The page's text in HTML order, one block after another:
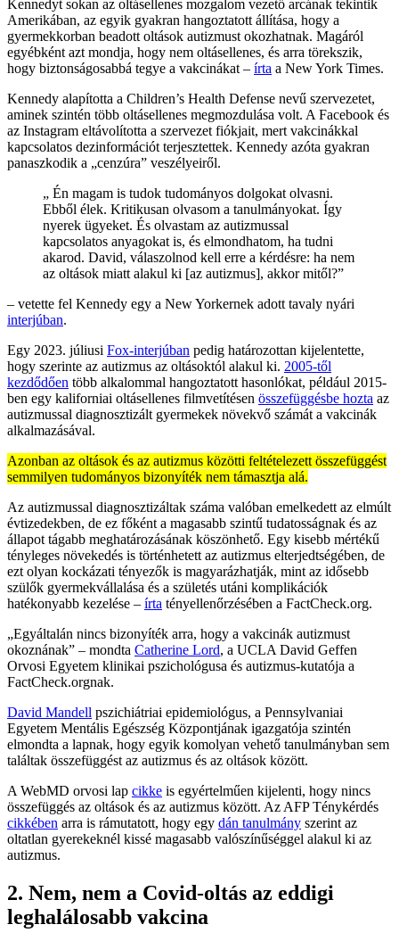
Kennedyt sokan az oltásellenes mozgalom vezető arcának tekintik
Amerikában, az egyik gyakran hangoztatott állítása, hogy a
gyermekkorban beadott oltások autizmust okozhatnak. Magáról
egyébként azt mondja, hogy nem oltásellenes, és arra törekszik,
hogy biztonságosabbá tegye a vakcinákat – írta a New York Times.
Kennedy alapította a Children’s Health Defense nevű szervezetet,
aminek szintén több oltásellenes megmozdulása volt. A Facebook és
az Instagram eltávolította a szervezet fiókjait, mert vakcinákkal
kapcsolatos dezinformációt terjesztettek. Kennedy azóta gyakran
panaszkodik a „cenzúra” veszélyeiről.
„ Én magam is tudok tudományos dolgokat olvasni.
Ebből élek. Kritikusan olvasom a tanulmányokat. Így
nyerek ügyeket. És olvastam az autizmussal
kapcsolatos anyagokat is, és elmondhatom, ha tudni
akarod. David, válaszolnod kell erre a kérdésre: ha nem
az oltások miatt alakul ki [az autizmus], akkor mitől?”
– vetette fel Kennedy egy a New Yorkernek adott tavaly nyári
interjúban.
Egy 2023. júliusi Fox-interjúban pedig határozottan kijelentette,
hogy szerinte az autizmus az oltásoktól alakul ki. 2005-től
kezdődően több alkalommal hangoztatott hasonlókat, például 2015-
ben egy kaliforniai oltásellenes filmvetítésen összefüggésbe hozta az
autizmussal diagnosztizált gyermekek növekvő számát a vakcinák
alkalmazásával.
Azonban az oltások és az autizmus közötti feltételezett összefüggést
semmilyen tudományos bizonyíték nem támasztja alá.
Az autizmussal diagnosztizáltak száma valóban emelkedett az elmúlt
évtizedekben, de ez főként a magasabb szintű tudatosságnak és az
állapot tágabb meghatározásának köszönhető. Egy kisebb mértékű
tényleges növekedés is történhetett az autizmus elterjedtségében, de
ezt olyan kockázati tényezők is magyarázhatják, mint az idősebb
szülők gyermekvállalása és a születés utáni komplikációk
hatékonyabb kezelése – írta tényellenőrzésében a FactCheck.org.
„Egyáltalán nincs bizonyíték arra, hogy a vakcinák autizmust
okoznának” – mondta Catherine Lord, a UCLA David Geffen
Orvosi Egyetem klinikai pszichológusa és autizmus-kutatója a
FactCheck.orgnak.
David Mandell pszichiátriai epidemiológus, a Pennsylvaniai
Egyetem Mentális Egészség Központjának igazgatója szintén
elmondta a lapnak, hogy egyik komolyan vehető tanulmányban sem
találtak összefüggést az autizmus és az oltások között.
A WebMD orvosi lap cikke is egyértelműen kijelenti, hogy nincs
összefüggés az oltások és az autizmus között. Az AFP Ténykérdés
cikkében arra is rámutatott, hogy egy dán tanulmány szerint az
oltatlan gyerekeknél kissé magasabb valószínűséggel alakul ki az
autizmus.
2. Nem, nem a Covid-oltás az eddigi
leghalálosabb vakcina